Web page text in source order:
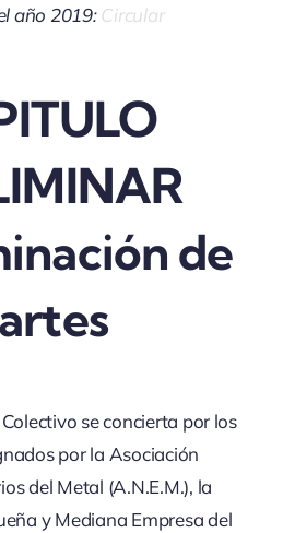
año 2019:Circular
de
se concierta por los
por la Asociación
del Metal (A.N.E.M.), la
y Mediana Empresa del